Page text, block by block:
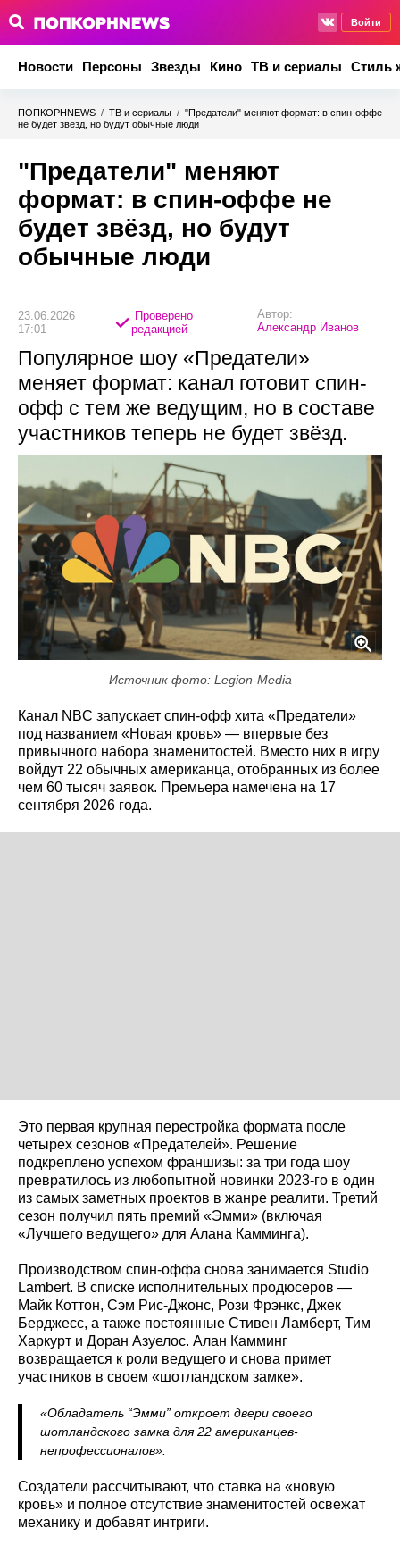
Войти
Новости Персоны Звезды Кино ТВ и сериалы Стиль
ПОПКОРНNEWS / ТВ и сериалы / "Предатели" меняют формат: в спин-оффе
не будет звёзд, но будут обычные люди
"Предатели" меняют
формат: в спин-оффе не
будет звёзд, но будут
обычные люди
23.06.2026
17:01
Проверено
редакцией
Автор:
Александр Иванов
Популярное шоу «Предатели»
меняет формат: канал готовит спин-
офф с тем же ведущим, но в составе
участников теперь не будет звёзд.
Источник фото: Legion-Media
Канал NBC запускает спин-офф хита «Предатели»
под названием «Новая кровь» — впервые без
привычного набора знаменитостей. Вместо них в игру
войдут 22 обычных американца, отобранных из более
чем 60 тысяч заявок. Премьера намечена на 17
сентября 2026 года.
Это первая крупная перестройка формата после
четырех сезонов «Предателей». Решение
подкреплено успехом франшизы: за три года шоу
превратилось из любопытной новинки 2023-го в один
из самых заметных проектов в жанре реалити. Третий
сезон получил пять премий «Эмми» (включая
«Лучшего ведущего» для Алана Камминга).
Производством спин-оффа снова занимается Studio
Lambert. В списке исполнительных продюсеров —
Майк Коттон, Сэм Рис-Джонс, Рози Фрэнкс, Джек
Берджесс, а также постоянные Стивен Ламберт, Тим
Харкурт и Доран Азуелос. Алан Камминг
возвращается к роли ведущего и снова примет
участников в своем «шотландском замке».
«Обладатель “Эмми” откроет двери своего
шотландского замка для 22 американцев-
непрофессионалов».
Создатели рассчитывают, что ставка на «новую
кровь» и полное отсутствие знаменитостей освежат
механику и добавят интриги.